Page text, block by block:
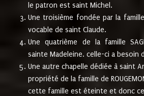
le patron est saint Michel.
Une troisième fondée par la
vocable de saint Claude.
Une quatrième de la famille
sainte Madeleine. celle-ci a besoin
Une autre chapelle dédiée à saint
propriété de la famille de
cette famille est éteinte et donc